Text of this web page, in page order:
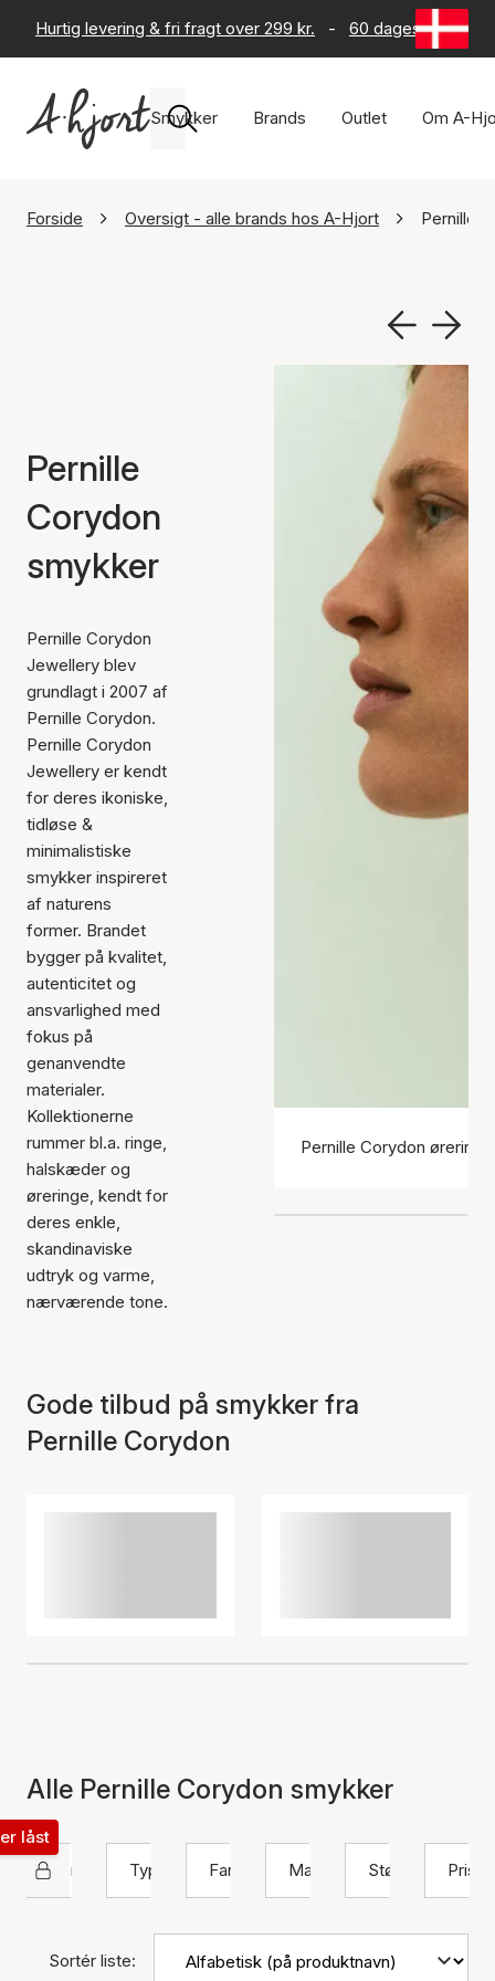
Hurtig levering & fri fragt over 299 kr. - 60 dages returret
Smykker Brands Outlet Om A-
Forside Oversigt - alle brands hos A-Hjort Pernille
Pernille
Corydon
smykker
Pernille Corydon
Jewellery blev
grundlagt i 2007 af
Pernille Corydon.
Pernille Corydon
Jewellery er kendt
for deres ikoniske,
tidløse &
minimalistiske
smykker inspireret
af naturens
former. Brandet
bygger på kvalitet,
autenticitet og
ansvarlighed med
fokus på
genanvendte
materialer.
Kollektionerne
rummer bl.a. ringe,
halskæder og
øreringe, kendt for
deres enkle,
skandinaviske
udtryk og varme,
nærværende tone.
Pernille Corydon øreringe
Gode tilbud på smykker fra
Pernille Corydon
Alle Pernille Corydon smykker
Pernille Corydon
låst
Type
Farve Materiale Størrelse Pris
Sortér liste: